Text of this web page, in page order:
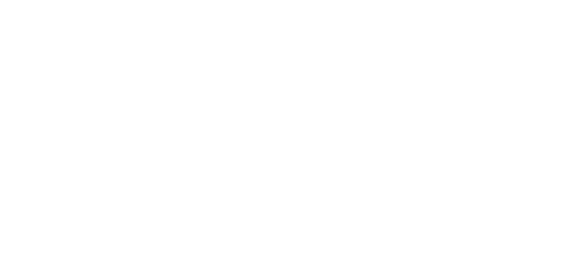
производственной промышленности и химической промышленности широко